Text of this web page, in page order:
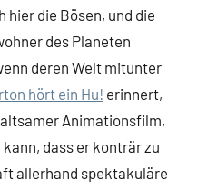
hier die Bösen, und die
des Planeten
deren Welt mitunter
hört ein Hu! erinnert,
Animationsfilm,
dass er konträr zu
allerhand spektakuläre